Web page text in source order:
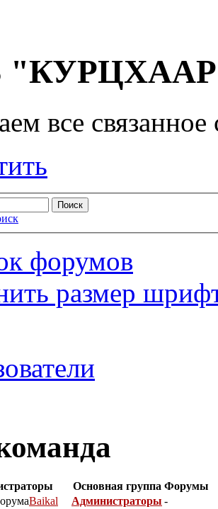
все
форумов
размер
Основная группа Форумы
Baikal
Администраторы -